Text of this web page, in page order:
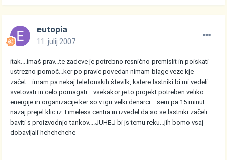
eutopia
11. julij 2007
itak....imaš prav...te zadeve je potrebno resnično premislit in poiskati
ustrezno pomoč...ker po pravic povedan nimam blage veze kje
začet....imam pa nekaj telefonskih številk, katere lastniki bi mi vedeli
svetovati in celo pomagati....vsekakor je to projekt potreben veliko
energije in organizacije ker so v igri velki denarci ...sem pa 15 minut
nazaj prejel klic iz Timeless centra in izvedel da so se lastniki začeli
baviti s proizvodnjo tankov....JUHEJ bi js temu reku...jih bomo vsaj
dobavljali hehehehehe